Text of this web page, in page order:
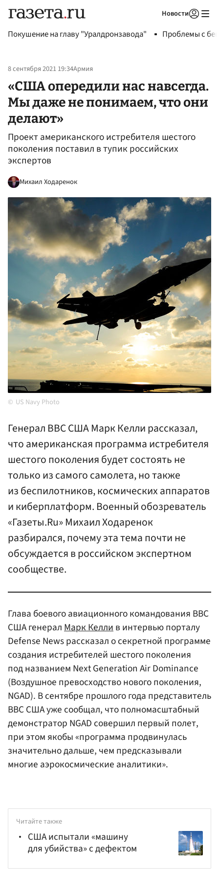
Новости
Покушение на главу "Уралдронзавода" Проблемы с
8 сентября 2021 19:34Армия
«США опередили нас навсегда.
Мы даже не понимаем, что они
делают»
Проект американского истребителя шестого
поколения поставил в тупик российских
экспертов
Михаил Ходаренок
US Navy Photo
Генерал ВВС США Марк Келли рассказал,
что американская программа истребителя
шестого поколения будет состоять не
только из самого самолета, но также
из беспилотников, космических аппаратов
и киберплатформ. Военный обозреватель
«Газеты.Ru» Михаил Ходаренок
разбирался, почему эта тема почти не
обсуждается в российском экспертном
сообществе.
Глава боевого авиационного командования ВВС
США генералМарк Келлив интервью порталу
Defense News рассказал о секретной программе
создания истребителей шестого поколения
под названием Next Generation Air Dominance
(Воздушное превосходство нового поколения,
NGAD). В сентябре прошлого года представитель
ВВС США уже сообщал, что полномасштабный
демонстратор NGAD совершил первый полет,
при этом якобы «программа продвинулась
значительно дальше, чем предсказывали
многие аэрокосмические аналитики».
Читайте также
США испытали «машину
для убийства» с дефектом